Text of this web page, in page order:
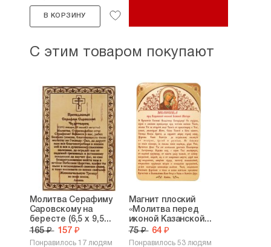
В КОРЗИНУ
С этим товаром покупают
Молитва Серафиму
Саровскому на
бересте (6,5 х 9,5...
165 ₽ 157 ₽
Понравилось 17 людям
Магнит плоский
«Молитва перед
иконой Казанской...
75 ₽ 64 ₽
Понравилось 53 людям